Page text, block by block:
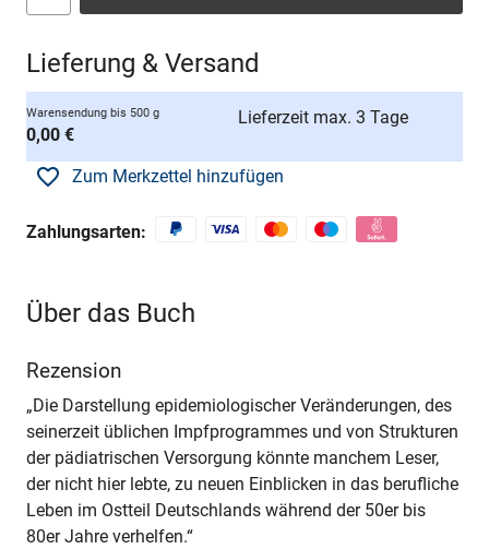
Lieferung & Versand
Warensendung bis 500 g
0,00 €
Lieferzeit max. 3 Tage
Zum Merkzettel hinzufügen
Zahlungsarten:
Über das Buch
Rezension
„Die Darstellung epidemiologischer Veränderungen, des
seinerzeit üblichen Impfprogrammes und von Strukturen
der pädiatrischen Versorgung könnte manchem Leser,
der nicht hier lebte, zu neuen Einblicken in das berufliche
Leben im Ostteil Deutschlands während der 50er bis
80er Jahre verhelfen.“